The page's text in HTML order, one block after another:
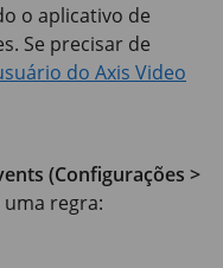
o aplicativo de
Se precisar de
do Axis Video
(Configurações >
regra: